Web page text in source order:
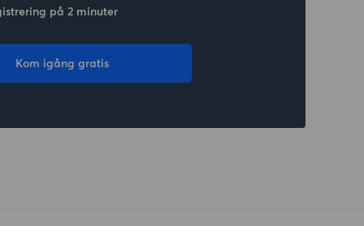
på 2 minuter
Kom igång gratis